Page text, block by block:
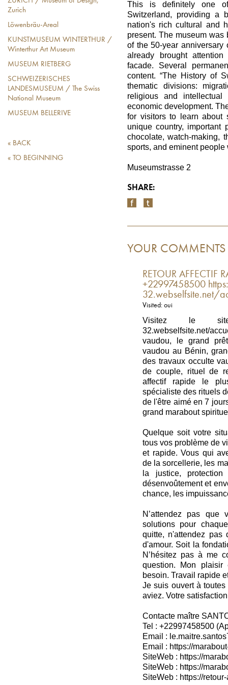
Zurich
Löwenbräu-Areal
KUNSTMUSEUM WINTERTHUR /
Winterthur Art Museum
MUSEUM RIETBERG
SCHWEIZERISCHES
LANDESMUSEUM / The Swiss
National Museum
MUSEUM BELLERIVE
« BACK
« TO BEGINNING
This is definitely one
Switzerland, providing a
nation's rich cultural and
present. The museum
of the 50-year anniversary
already brought
facade. Several
content. “The History of
thematic divisions:
religious and intellectual
economic development.
for visitors to learn about
unique country, important
chocolate, watch-making,
sports, and eminent
Museumstrasse 2
SHARE:
YOUR COMMENTS
RETOUR AFFECTIF
+22997458500
32.webselfsite.net/
Visited: oui
Visitez le site
32.webselfsite.net/
vaudou, le grand
vaudou au Bénin,
des travaux occulte
de couple, rituel de
affectif rapide le
spécialiste des rituels
de l'être aimé en 7
grand marabout
Quelque soit votre
tous vos problème de
et rapide. Vous qui
de la sorcellerie, les
la justice,
désenvoûtement et
chance, les
N’attendez pas
solutions pour
quitte, n'attendez pas
d'amour. Soit la
N’hésitez pas à me
question. Mon plaisir
besoin. Travail rapide
Je suis ouvert à
aviez. Votre
Contacte maître
Tel : +22997458500
Email :
Email : https://
SiteWeb : https://
SiteWeb : https://
SiteWeb : https://